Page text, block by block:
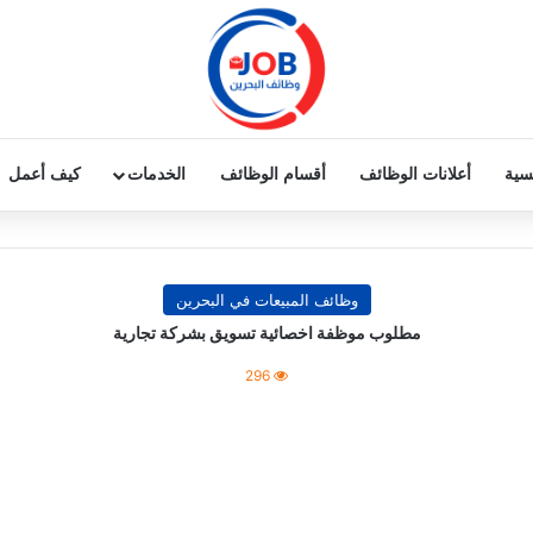
أعلانات الوظائف أقسام الوظائف الخدمات كيف أعمل
وظائف المبيعات في البحرين
مطلوب موظفة اخصائية تسويق بشركة تجارية
296